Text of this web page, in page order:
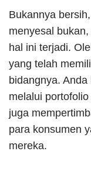
Bukannya
menyesal
hal ini terjadi.
yang telah
bidangnya.
melalui
juga
para konsumen
mereka.